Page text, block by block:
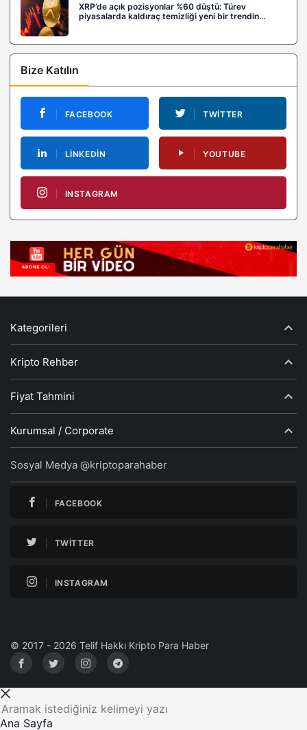
XRP’de açık pozisyonlar %60 düştü: Türev
piyasalarda kaldıraç temizliği yeni bir trendin
Bize Katılın
FACEBOOK TWITTER
LINKEDIN YOUTUBE
INSTAGRAM
Kategorileri
Kripto Rehber
Fiyat Tahmini
Kurumsal / Corporate
Sosyal Medya @kriptoparahaber
FACEBOOK
TWITTER
INSTAGRAM
© 2017 - 2026 Telif Hakkı Kripto Para Haber
Ana Sayfa